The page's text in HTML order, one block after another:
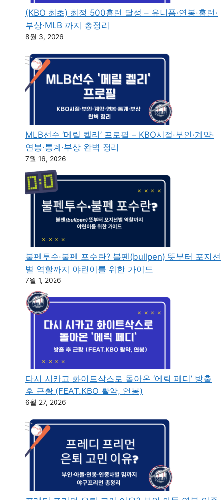
(KBO 최초) 최정 500홈런 달성 – 유니폼·연봉·홈런·
부상·MLB 까지 총정리
8월 3, 2026
MLB선수 ‘메릴 켈리’ 프로필 – KBO시절·부인·계약·
연봉·통계·부상 완벽 정리
7월 16, 2026
불펜투수·불펜 포수란? 불펜(bullpen) 뜻부터 포지션
별 역할까지 야린이를 위한 가이드
7월 1, 2026
다시 시카고 화이트삭스로 돌아온 ‘에릭 페디’ 방출
후 근황 (FEAT.KBO 활약, 연봉)
6월 27, 2026